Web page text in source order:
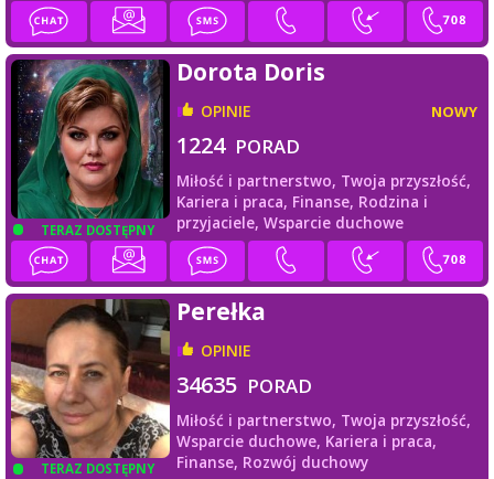
TERAZ DOSTĘPNY
Dorota Doris
OPINIE NOWY
1224 PORAD
Miłość i partnerstwo, Twoja przyszłość,
Kariera i praca, Finanse, Rodzina i
przyjaciele, Wsparcie duchowe
TERAZ DOSTĘPNY
Perełka
OPINIE
34635 PORAD
Miłość i partnerstwo, Twoja przyszłość,
Wsparcie duchowe, Kariera i praca,
Finanse, Rozwój duchowy